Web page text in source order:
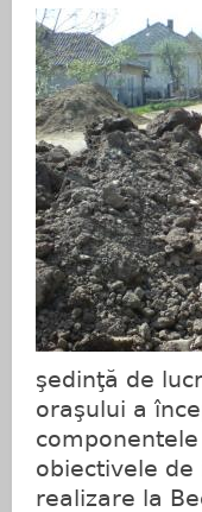
şedinţă de
oraşului a
obiectivele
realizare la